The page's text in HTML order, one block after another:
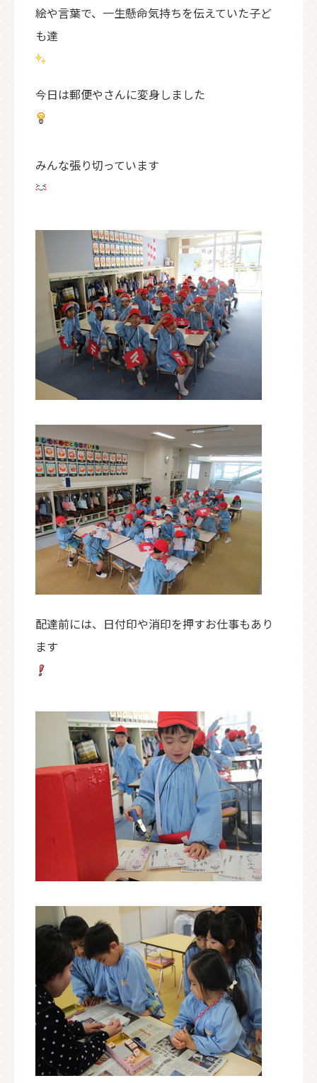
絵や言葉で、一生懸命気持ちを伝えていた子ど
も達
今日は郵便やさんに変身しました
みんな張り切っています
配達前には、日付印や消印を押すお仕事もあり
ます